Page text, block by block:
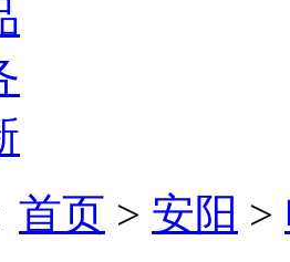
首页 > 安阳 >